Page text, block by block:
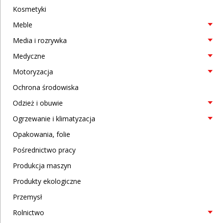
Kosmetyki
Meble
Media i rozrywka
Medyczne
Motoryzacja
Ochrona środowiska
Odzież i obuwie
Ogrzewanie i klimatyzacja
Opakowania, folie
Pośrednictwo pracy
Produkcja maszyn
Produkty ekologiczne
Przemysł
Rolnictwo